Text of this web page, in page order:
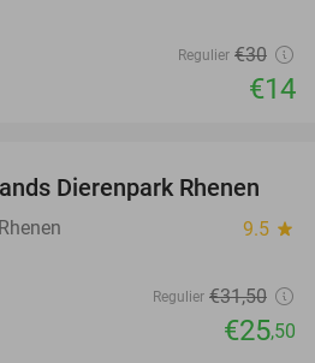
Regulier €30
€14
19%
Dierenpark Rhenen
9.5 star
Regulier €31,50
€25,50